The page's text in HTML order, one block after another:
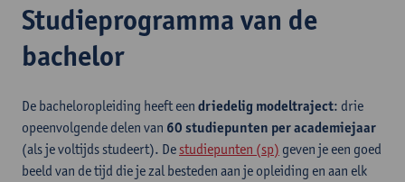
Studieprogramma van de
bachelor
De bacheloropleiding heeft een driedelig modeltraject: drie
opeenvolgende delen van 60 studiepunten per academiejaar
(als je voltijds studeert). De studiepunten (sp) geven je een goed
beeld van de tijd die je zal besteden aan je opleiding en aan elk